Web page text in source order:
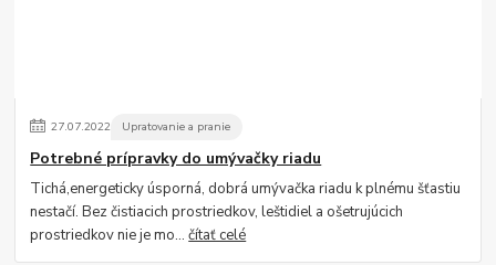
27.07.2022 Upratovanie a pranie
Potrebné prípravky do umývačky riadu
Tichá,energeticky úsporná, dobrá umývačka riadu k plnému šťastiu
nestačí. Bez čistiacich prostriedkov, leštidiel a ošetrujúcich
prostriedkov nie je mo...čítať celé